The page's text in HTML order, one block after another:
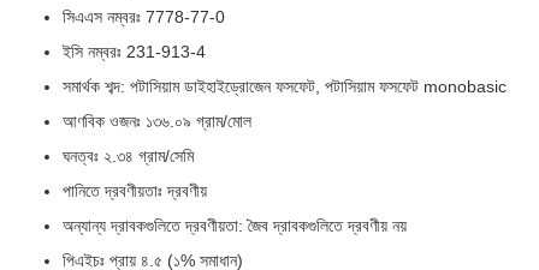
সিএএস নম্বরঃ 7778-77-0
ইসি নম্বরঃ 231-913-4
সমার্থক শব্দ: পটাসিয়াম ডাইহাইড্রোজেন ফসফেট, পটাসিয়াম ফসফেট monobasic
আণবিক ওজনঃ ১৩৬.০৯ গ্রাম/মোল
ঘনত্বঃ ২.৩৪ গ্রাম/সেমি
পানিতে দ্রবণীয়তাঃ দ্রবণীয়
অন্যান্য দ্রাবকগুলিতে দ্রবণীয়তা: জৈব দ্রাবকগুলিতে দ্রবণীয় নয়
পিএইচঃ প্রায় ৪.৫ (১% সমাধান)